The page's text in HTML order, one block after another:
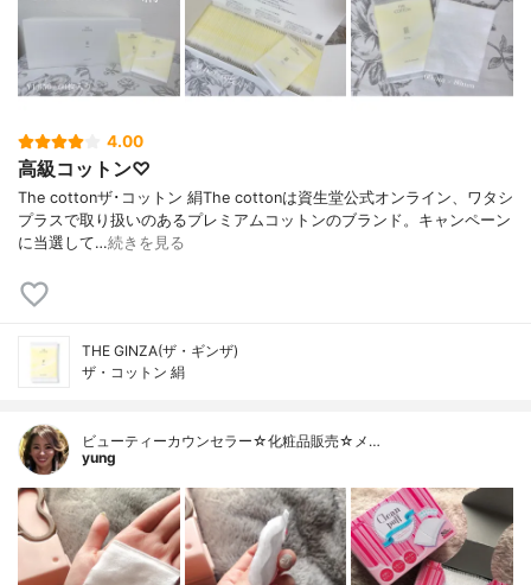
4.00
高級コットン♡
The cottonザ･コットン 絹The cottonは資生堂公式オンライン、ワタシ
プラスで取り扱いのあるプレミアムコットンのブランド。キャンペーン
に当選して…続きを見る
THE GINZA(ザ・ギンザ)
ザ・コットン 絹
ビューティーカウンセラー☆化粧品販売☆メ…
yung